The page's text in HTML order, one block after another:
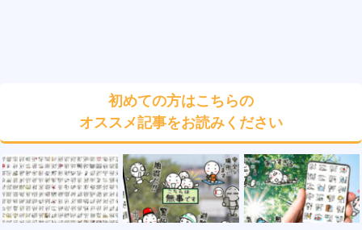
初めての方はこちらの
オススメ記事をお読みください